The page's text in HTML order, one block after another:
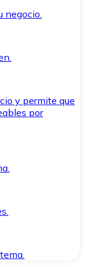
negocio.
y permite que
por